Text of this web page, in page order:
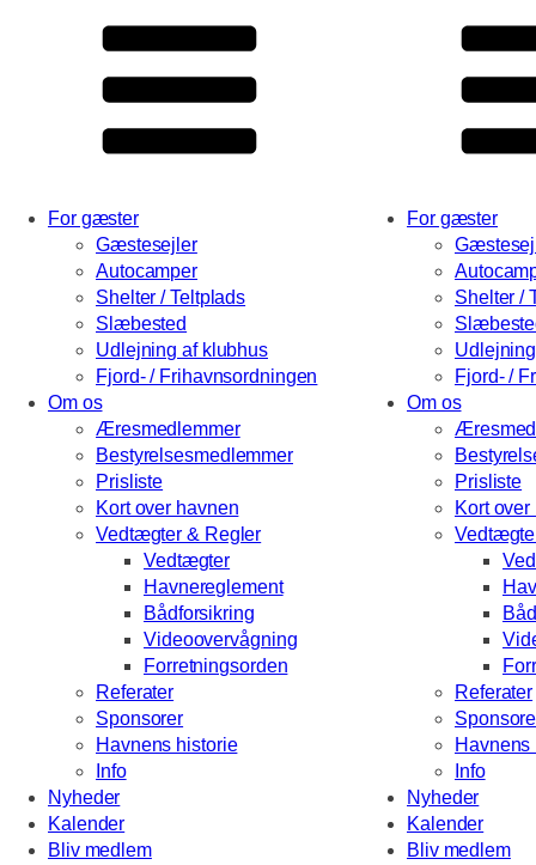
For gæster
Gæstesejler
Autocamper
Shelter / Teltplads
Slæbested
Udlejning af klubhus
Fjord- / Frihavnsordningen
Om os
Æresmedlemmer
Bestyrelsesmedlemmer
Prisliste
Kort over havnen
Vedtægter & Regler
Vedtægter
Havnereglement
Bådforsikring
Videoovervågning
Forretningsorden
Referater
Sponsorer
Havnens historie
Info
Nyheder
Kalender
Bliv medlem
For gæster
Shelter /
Fjord- /
Om os
Prisliste
Kort
Referater
Havnens
Info
Nyheder
Kalender
Bliv medlem